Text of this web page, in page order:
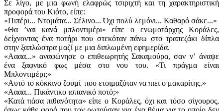
Σε λίγο, με μια φωνή ελαφρώς τσιριχτή και τη χαρακτηριστική
προφορά του Κιότο, είπε:
«Πιπέρι... Ντομάτα... Σέλινο... Όχι πολύ λεμόνι... Καθαρό σάκε...»
«Θα ʼναι κανά μπλοντιμέρι» είπε ο ενωμοτάρχης Κοράλες,
δείχνοντας ένα ποτήρι που στεκόταν πάνω στο τραπεζάκι δίπλα
στην ξαπλώστρα μαζί με μια διπλωμένη εφημερίδα.
«Αααα...» αναφώνησε ο επιθεωρητής Σακαμούρα, σαν νʼ άναψε
ένα ξαφνικό φως μέσα στο νου του. «Τι πράγμα είναι
Μπλοντιμέρι;»
«Αυτό το κόκκινο ζουμί που ετοιμαζόταν να πιει ο μακαρίτης.»
«Αααα... Πικάντικο ισπανικό ποτό;»
«Κατά πάσα πιθανότητα» είπε ο Κοράλες, όχι και τόσο σίγουρος,